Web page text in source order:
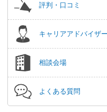
評判・口コミ
キャリアアドバイザ
相談会場
よくある質問